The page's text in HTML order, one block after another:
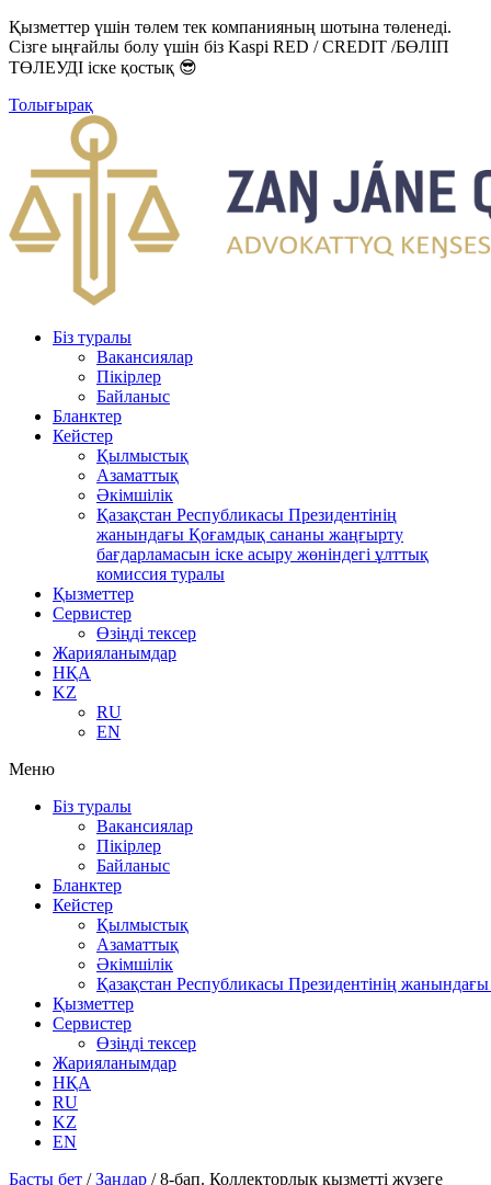
Қызметтер үшін төлем тек компанияның шотына төленеді.
Сізге ыңғайлы болу үшін біз Kaspi RED / CREDIT /БӨЛІП
ТӨЛЕУДІ іске қостық 😎
Толығырақ
Біз туралы
Вакансиялар
Пікірлер
Байланыс
Бланктер
Кейстер
Қылмыстық
Азаматтық
Әкімшілік
Қазақстан Республикасы Президентінің
жанындағы Қоғамдық сананы жаңғырту
бағдарламасын іске асыру жөніндегі ұлттық
комиссия туралы
Қызметтер
Сервистер
Өзіңді тексер
Жарияланымдар
НҚА
KZ
RU
EN
Меню
Біз туралы
Вакансиялар
Пікірлер
Байланыс
Бланктер
Кейстер
Қылмыстық
Азаматтық
Әкімшілік
Қазақстан Республикасы Президентінің
Қызметтер
Сервистер
Өзіңді тексер
Жарияланымдар
НҚА
RU
KZ
EN
Басты бет /Заңдар /8-бап. Коллекторлық қызметті жүзеге